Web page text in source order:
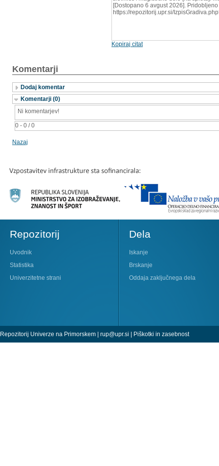
[Dostopano 6 avgust 2026]. Pridobljeno
https://repozitorij.upr.si/
Kopiraj citat
Komentarji
Dodaj komentar
Komentarji (0)
0 - 0 / 0
Ni komentarjev!
Nazaj
Repozitorij
Uvodnik
Statistika
Univerzitetne strani
Dela
Iskanje
Brskanje
Oddaja zaključnega dela
Repozitorij Univerze na Primorskem | rup@upr.si Piškotki in zasebnost